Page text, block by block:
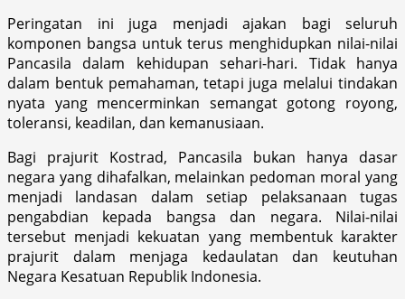
Peringatan ini juga menjadi ajakan bagi seluruh
komponen bangsa untuk terus menghidupkan nilai-nilai
Pancasila dalam kehidupan sehari-hari. Tidak hanya
dalam bentuk pemahaman, tetapi juga melalui tindakan
nyata yang mencerminkan semangat gotong royong,
toleransi, keadilan, dan kemanusiaan.
Bagi prajurit Kostrad, Pancasila bukan hanya dasar
negara yang dihafalkan, melainkan pedoman moral yang
menjadi landasan dalam setiap pelaksanaan tugas
pengabdian kepada bangsa dan negara. Nilai-nilai
tersebut menjadi kekuatan yang membentuk karakter
prajurit dalam menjaga kedaulatan dan keutuhan
Negara Kesatuan Republik Indonesia.